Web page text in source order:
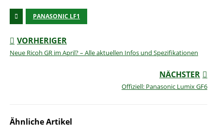
PANASONIC LF1
VORHERIGER
Neue Ricoh GR im April? – Alle aktuellen Infos und Spezifikationen
NÄCHSTER
Offiziell: Panasonic Lumix GF6
Ähnliche Artikel